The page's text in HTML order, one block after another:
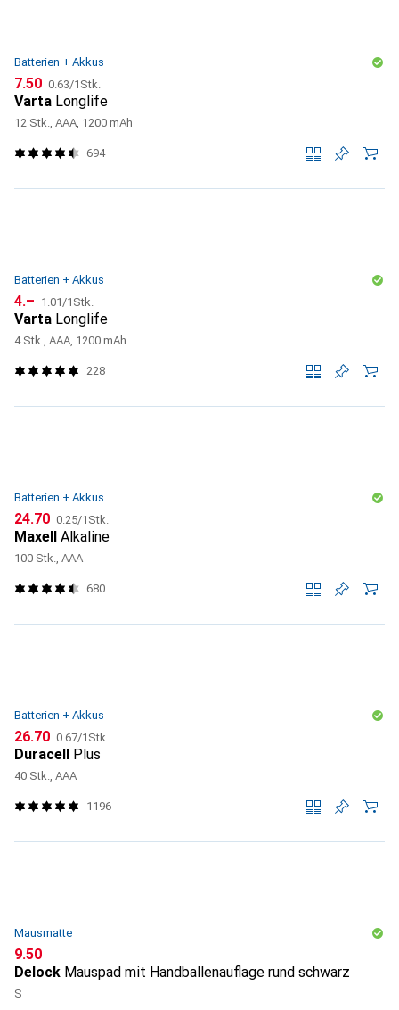
Batterien + Akkus
CHF
7.50 CHF
0.63/1Stk.
Varta Longlife
12 Stk., AAA, 1200 mAh
694
Batterien + Akkus
CHF
4.– CHF
1.01 /1Stk.
Varta Longlife
4 Stk., AAA, 1200 mAh
228
Batterien + Akkus
CHF
24.70 CHF
0.25/1Stk.
Maxell Alkaline
100 Stk., AAA
680
Batterien + Akkus
CHF
26.70 CHF
0.67/1Stk.
Duracell Plus
40 Stk., AAA
1196
Mausmatte
CHF
9.50
Delock Mauspad mit Handballenauflage rund schwarz
S